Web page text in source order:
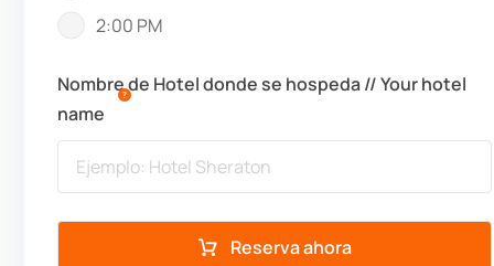
2:00 PM
Nombre de Hotel donde se hospeda // Your hotel
name
Reserva ahora